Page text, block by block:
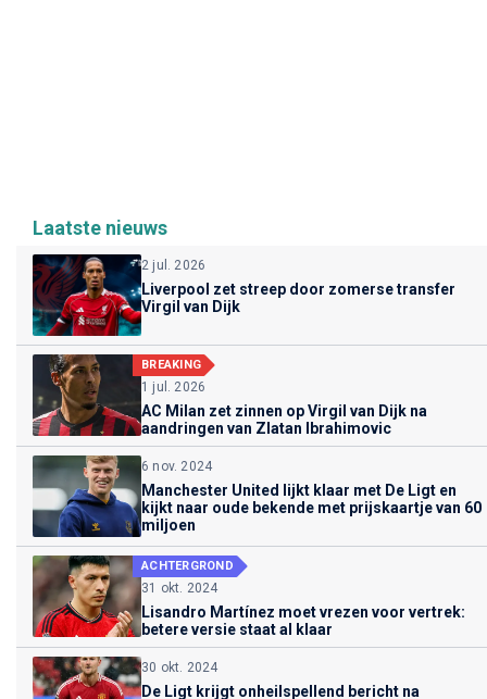
Laatste nieuws
2 jul. 2026
Liverpool zet streep door zomerse transfer
Virgil van Dijk
BREAKING
1 jul. 2026
AC Milan zet zinnen op Virgil van Dijk na
aandringen van Zlatan Ibrahimovic
6 nov. 2024
Manchester United lijkt klaar met De Ligt en
kijkt naar oude bekende met prijskaartje van 60
miljoen
ACHTERGROND
31 okt. 2024
Lisandro Martínez moet vrezen voor vertrek:
betere versie staat al klaar
30 okt. 2024
De Ligt krijgt onheilspellend bericht na